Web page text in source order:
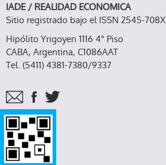
IADE / REALIDAD ECONOMICA
Sitio registrado bajo el ISSN 2545-708X
Hipólito Yrigoyen 1116 4° Piso
CABA, Argentina, C1086AAT
Tel. (5411) 4381-7380/9337